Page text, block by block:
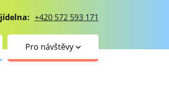
jídelna: +420 572 593 171
Pro návštěvy